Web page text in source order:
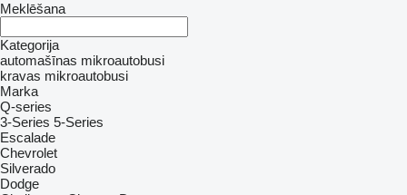
Meklēšana
Kategorija
automašīnas mikroautobusi
kravas mikroautobusi
Marka
Q-series
3-Series 5-Series
Escalade
Chevrolet
Silverado
Dodge